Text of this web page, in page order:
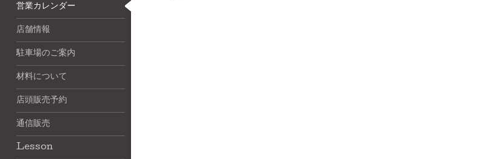
営業カレンダー
店舗情報
駐車場のご案内
材料について
店頭販売予約
通信販売
Lesson